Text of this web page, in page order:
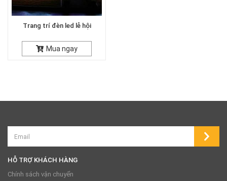
Trang trí đèn led lễ hội
Mua ngay
HỖ TRỢ KHÁCH HÀNG
Chính sách vận chuyển